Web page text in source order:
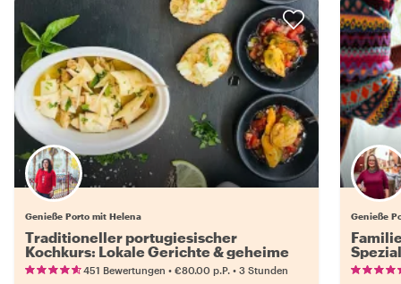
Genieße Porto mit Helena
Traditioneller portugiesischer
Kochkurs: Lokale Gerichte & geheime
Rezepte451 Bewertungen • €80.00 p.P. • 3 Stunden
Genieße